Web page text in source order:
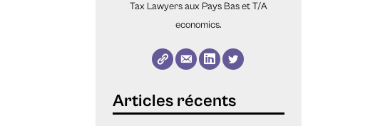
Tax Lawyers aux Pays Bas et T/A
economics.